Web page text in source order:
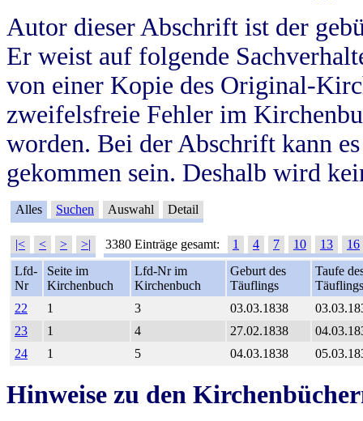
Autor dieser Abschrift ist der
Er weist auf folgende
von einer Kopie des Original-
zweifelsfreie Fehler im
worden. Bei der Abschrift kann
gekommen sein. Deshalb wird
Alles Suchen Auswahl Detail
|< < > >| 3380 Einträge gesamt: 1 4 7 10 13
16
Lfd-
Nr
Seite im
Kirchenbuch
Lfd-Nr im
Kirchenbuch
Geburt des
Täuflings
Taufe
Täuflings
22
1 3 03.03.1838
23
1 4 27.02.1838
24
1 5 04.03.1838
Hinweise zu den